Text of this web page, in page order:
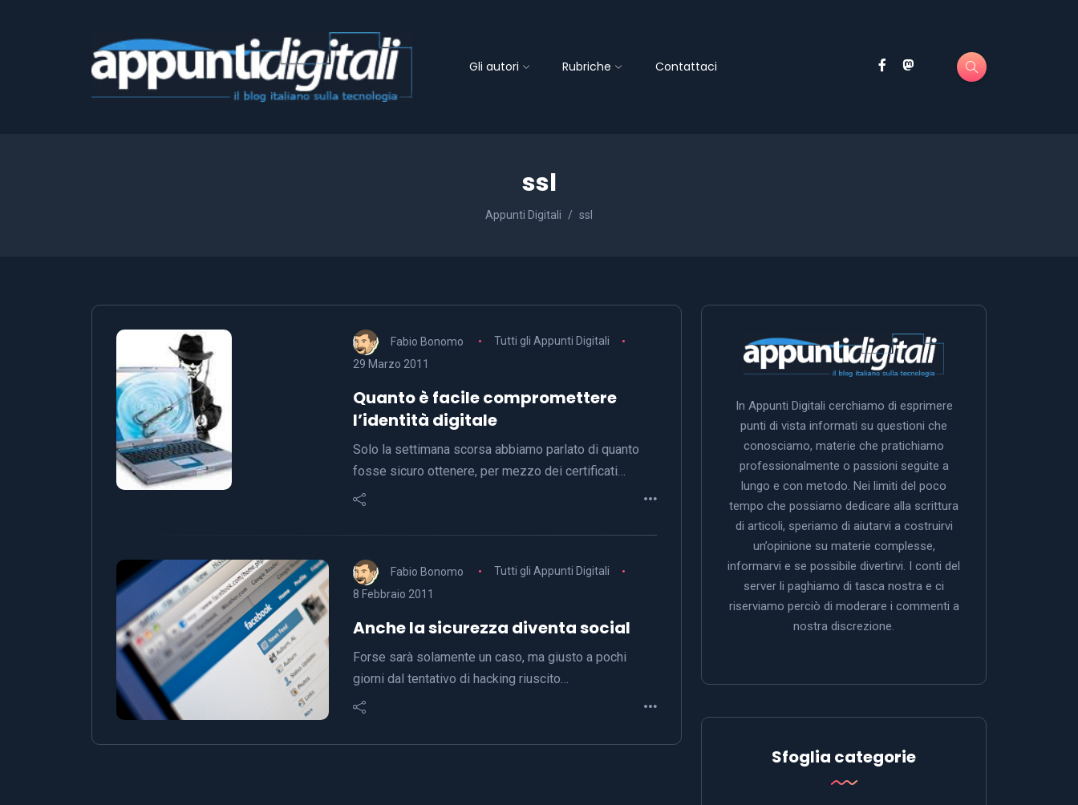
Gli autori Rubriche Contattaci
ssl
Appunti Digitali ssl
Fabio Bonomo
Tutti gli Appunti Digitali
29 Marzo 2011
Quanto è facile compromettere
l’identità digitale
Solo la settimana scorsa abbiamo parlato di quanto
fosse sicuro ottenere, per mezzo dei certificati…
Fabio Bonomo
Tutti gli Appunti Digitali
8 Febbraio 2011
Anche la sicurezza diventa social
Forse sarà solamente un caso, ma giusto a pochi
giorni dal tentativo di hacking riuscito…
In Appunti Digitali cerchiamo di esprimere
punti di vista informati su questioni che
conosciamo, materie che pratichiamo
professionalmente o passioni seguite a
lungo e con metodo. Nei limiti del poco
tempo che possiamo dedicare alla scrittura
di articoli, speriamo di aiutarvi a costruirvi
un’opinione su materie complesse,
informarvi e se possibile divertirvi. I conti del
server li paghiamo di tasca nostra e ci
riserviamo perciò di moderare i commenti a
nostra discrezione.
Sfoglia categorie